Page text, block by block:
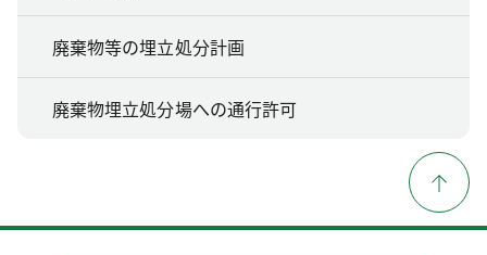
廃棄物等の埋立処分計画
廃棄物埋立処分場への通行許可